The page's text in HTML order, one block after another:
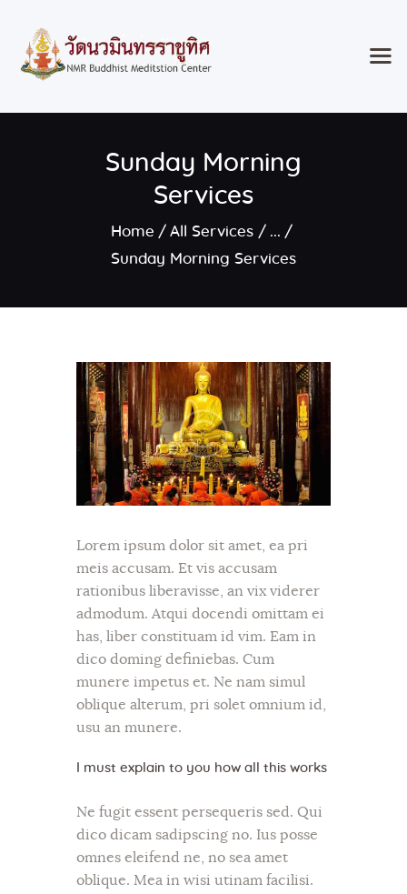
Sunday Morning
Services
Home All Services
...
Sunday Morning Services
Classes & Events
About the Temple
Contact
Lorem ipsum dolor sit amet, ea pri
meis accusam. Et vis accusam
rationibus liberavisse, an vix viderer
admodum. Atqui docendi omittam ei
has, liber constituam id vim. Eam in
dico doming definiebas. Cum
munere impetus et. Ne nam simul
oblique alterum, pri solet omnium id,
usu an munere.
I must explain to you how all this works
Ne fugit essent persequeris sed. Qui
dico dicam sadipscing no. Ius posse
omnes eleifend ne, no sea amet
oblique. Mea in wisi utinam facilisi.